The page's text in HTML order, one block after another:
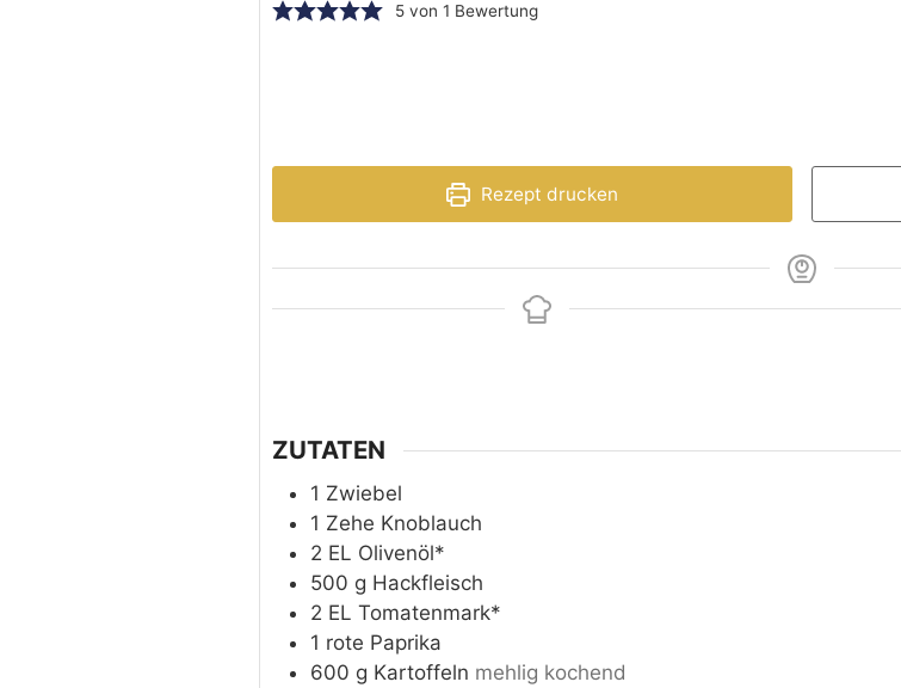
5 von 1 Bewertung
Rezept drucken
ZUTATEN
1 Zwiebel
1 Zehe Knoblauch
2 EL Olivenöl*
500 g Hackfleisch
2 EL Tomatenmark*
1 rote Paprika
600 g Kartoffeln mehlig kochend